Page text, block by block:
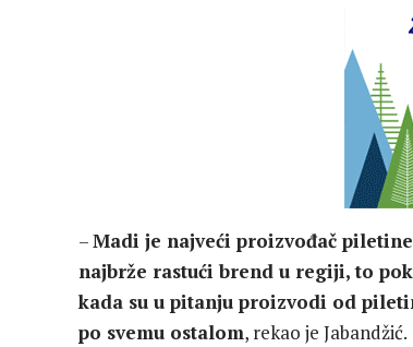
–Madi je najveći proizvođač
najbrže rastući brend u regiji, to
kada su u pitanju proizvodi od
po svemu ostalom, rekao je Jabandžić.